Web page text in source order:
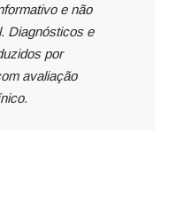
e não
Diagnósticos e
por
avaliação